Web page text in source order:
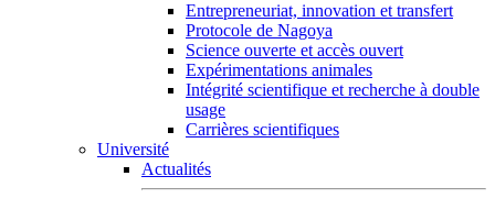
Entrepreneuriat, innovation et transfert
Protocole de Nagoya
Science ouverte et accès ouvert
Expérimentations animales
Intégrité scientifique et recherche à double
usage
Carrières scientifiques
Université
Actualités